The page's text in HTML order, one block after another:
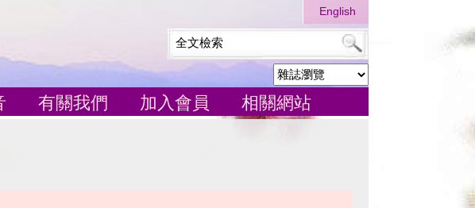
English
有關我們 加入會員 相關網站